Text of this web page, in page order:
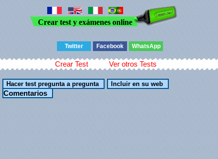
Crear test y exámenes online
Twitter Facebook WhatsApp
Crear Test Ver otros Tests
Comentarios